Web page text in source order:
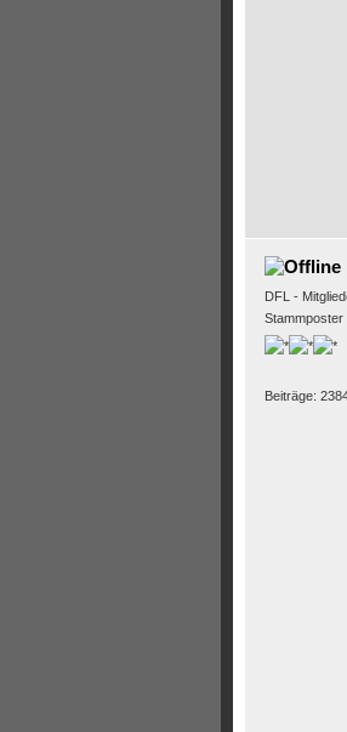
DFL -
Stammposter
Beiträge: